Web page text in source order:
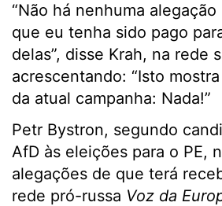
“Não há nenhuma
que eu tenha sido pago
delas”, disse Krah, na rede
acrescentando: “Isto
da atual campanha: Nada!”
Petr Bystron, segundo
AfD às eleições para o PE,
alegações de que terá
rede pró-russa Voz da